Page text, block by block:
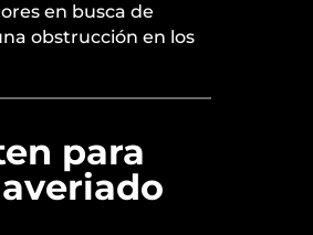
en busca de
obstrucción en los
para